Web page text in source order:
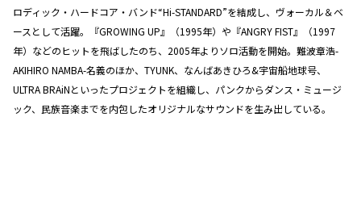
ロディック・ハードコア・バンド“Hi-STANDARD”を結成し、ヴォーカル＆ベ
ースとして活躍。『GROWING UP』（1995年）や『ANGRY FIST』（1997
年）などのヒットを飛ばしたのち、2005年よりソロ活動を開始。難波章浩-
AKIHIRO NAMBA-名義のほか、TYUNK、なんばあきひろ&宇宙船地球号、
ULTRA BRAiNといったプロジェクトを組織し、パンクからダンス・ミュージ
ック、民族音楽までを内包したオリジナルなサウンドを生み出している。